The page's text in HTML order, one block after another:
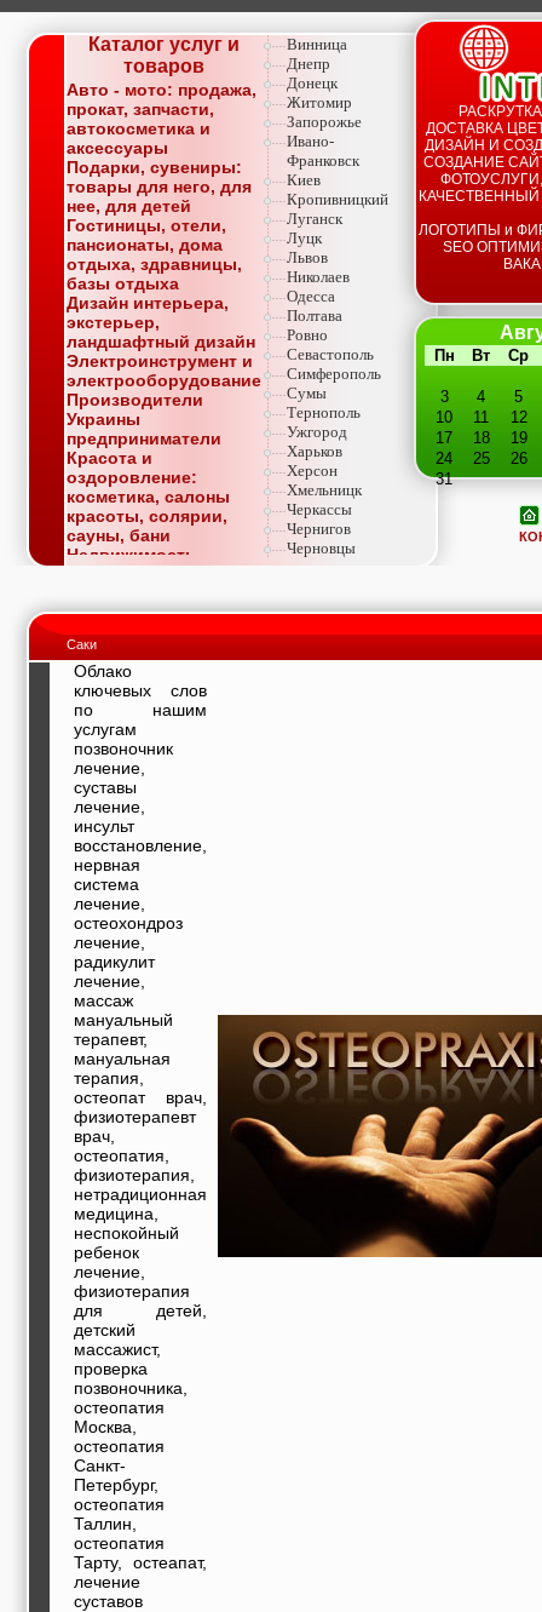
Каталог услуг и
товаров
Авто - мото: продажа,
прокат, запчасти,
автокосметика и
аксессуары
Подарки, сувениры:
товары для него, для
нее, для детей
Гостиницы, отели,
пансионаты, дома
отдыха, здравницы,
базы отдыха
Дизайн интерьера,
экстерьер,
ландшафтный дизайн
Электроинструмент и
электрооборудование
Производители
Украины
предприниматели
Красота и
оздоровление:
косметика, салоны
красоты, солярии,
сауны, бани
Недвижимость,
Окна, стекло,
витражи, входные
группы, двери,
светопразрачные
фасады
Образование и наука,
курсы, обучение,
тренинги, семинары,
повышение
квалификации
Промышленное
оборудование:
заводы, предприятия,
фабрики, легкая
промышленность,
металлургия
Развлечения и
активный отдых:
спортклубы, фитнес,
бильярд, боулинг,
кино, спорттовары,
экстим
Строительство и
ремонт: проектные
работы,
строительные и
отделочные
материалы,
строительные
машины и техника,
все для
коммуникаций
Туризм, отдых,
путешествия,
авиакомпании, ж/д
перевозки,
пансионаты, отели,
гостинницы
Трудоустройство,
кадровые агентства,
крюининг
Программирование
сайта
Винница
Днепр
Донецк
Житомир
Запорожье
Ивано-
Франковск
Киев
Кропивницкий
Луганск
Луцк
Львов
Николаев
Одесса
Полтава
Ровно
Севастополь
Симферополь
Сумы
Тернополь
Ужгород
Харьков
Херсон
Хмельницк
Черкассы
Чернигов
Черновцы
ДОСТАВКА
ДИЗАЙН И
СОЗДАНИЕ
ЛОГОТИПЫ и
SEO
Пн Вт Ср
3 4
5
10
11
12
17
18
19
24
25
26
31
Саки
Облако
ключевых слов
по нашим
услугам
позвоночник
лечение,
суставы
лечение,
инсульт
восстановление,
нервная
система
лечение,
остеохондроз
лечение,
радикулит
лечение,
массаж
мануальный
терапевт,
мануальная
терапия,
остеопат врач,
физиотерапевт
врач,
остеопатия,
физиотерапия,
нетрадиционная
медицина,
неспокойный
ребенок
лечение,
физиотерапия
для детей,
детский
массажист,
проверка
позвоночника,
остеопатия
Москва,
остеопатия
Санкт-
Петербург,
остеопатия
Таллин,
остеопатия
Тарту, остеапат,
лечение
суставов